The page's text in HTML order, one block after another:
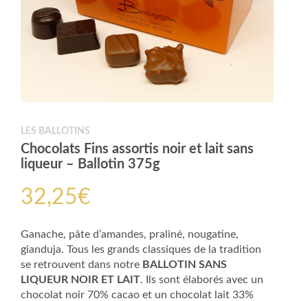
LES BALLOTINS
Chocolats Fins assortis noir et lait sans
liqueur – Ballotin 375g
32,25€
Ganache, pâte d’amandes, praliné, nougatine,
gianduja. Tous les grands classiques de la tradition
se retrouvent dans notre BALLOTIN SANS
LIQUEUR NOIR ET LAIT. Ils sont élaborés avec un
chocolat noir 70% cacao et un chocolat lait 33%